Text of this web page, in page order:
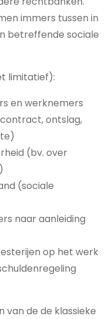
immers tussen in
betreffende sociale
limitatief):
en werknemers
ontslag,
(bv. over
(sociale
naar aanleiding
op het werk
van de de klassieke